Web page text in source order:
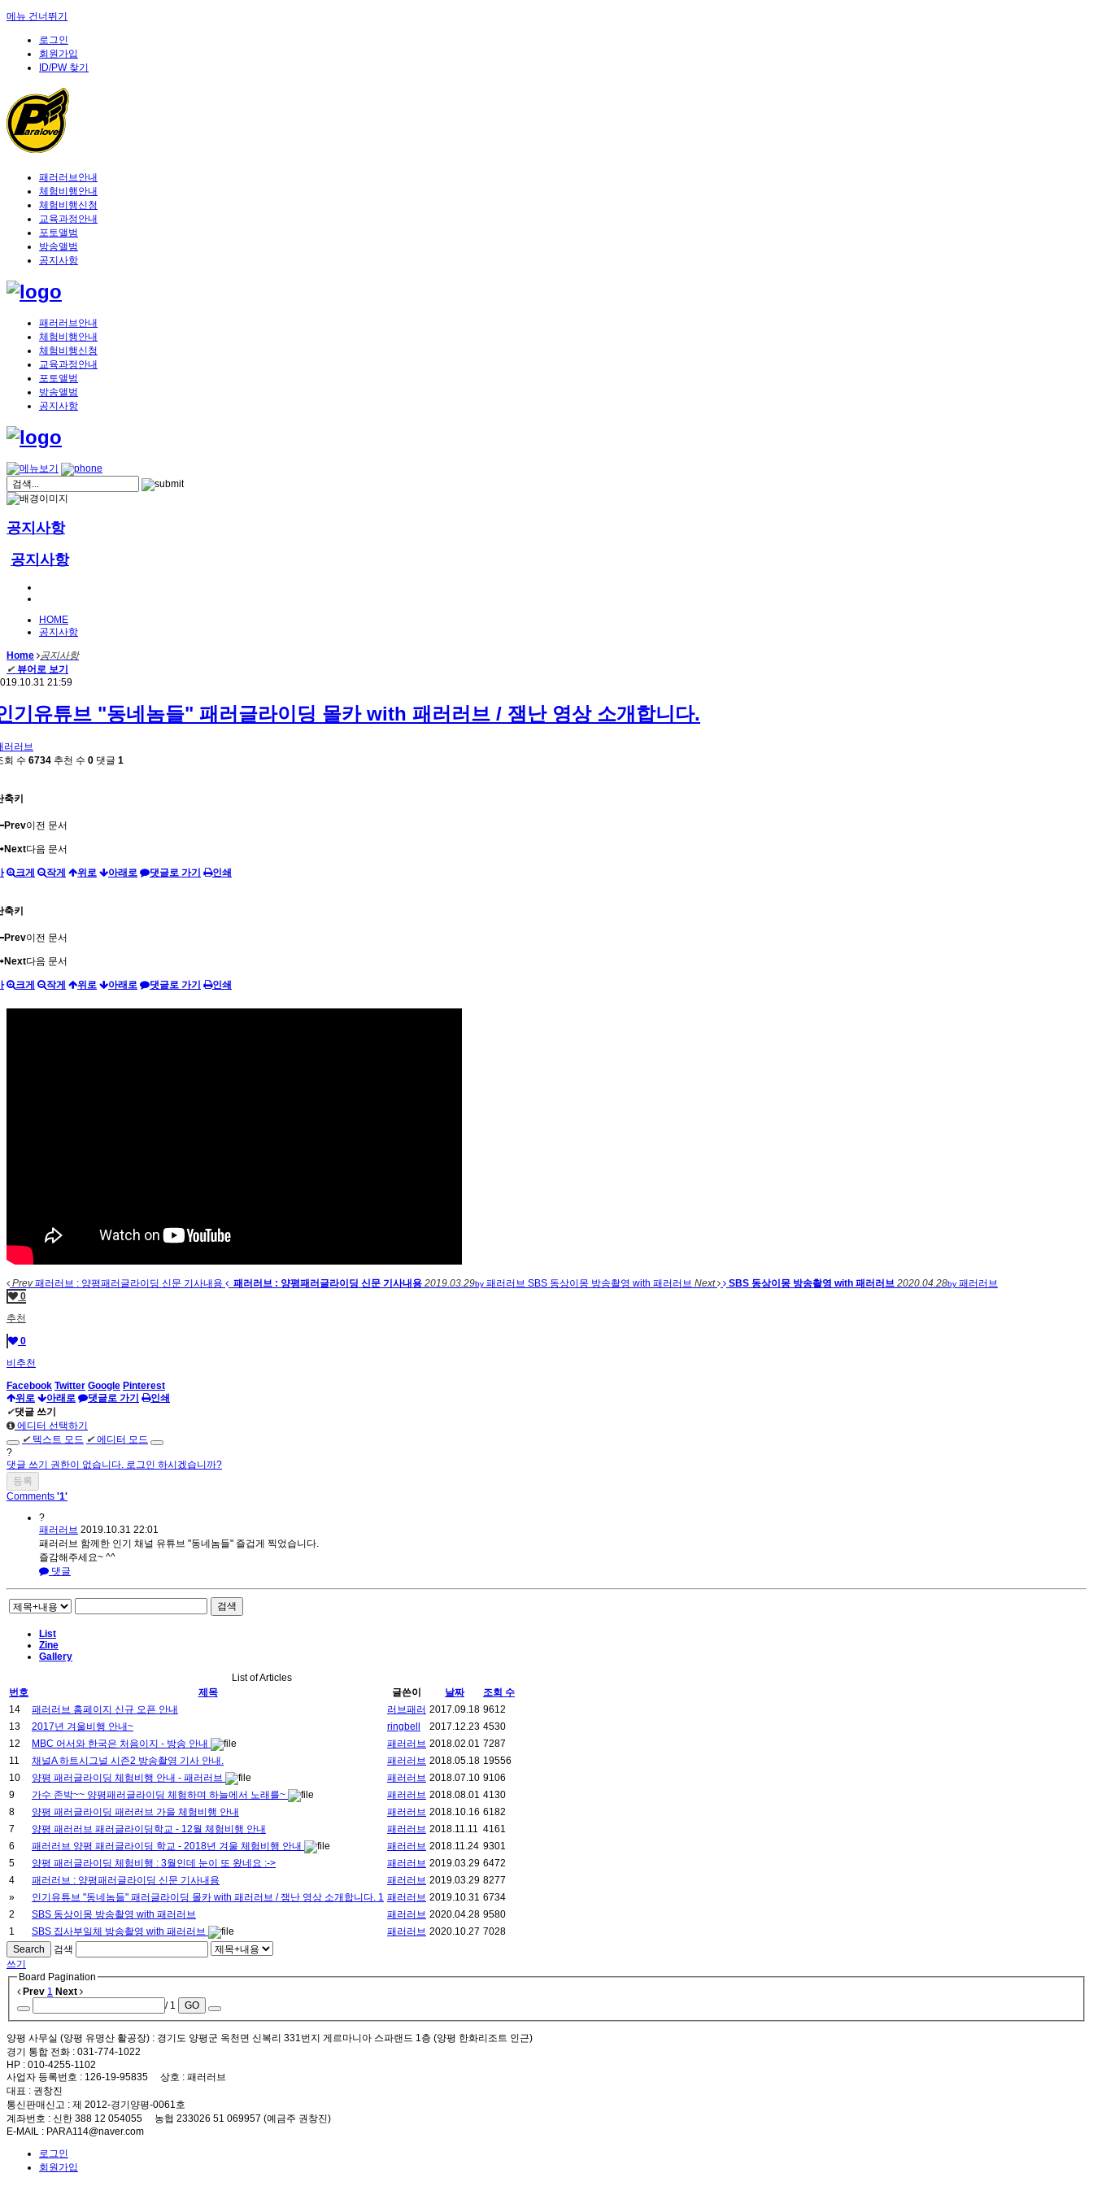
메뉴 건너뛰기
로그인
회원가입
ID/PW 찾기
패러러브안내
체험비행안내
체험비행신청
교육과정안내
포토앨범
방송앨범
공지사항
패러러브안내
체험비행안내
체험비행신청
교육과정안내
포토앨범
방송앨범
공지사항
공지사항
공지사항
HOME
공지사항
Home
공지사항
✔ 뷰어로 보기
21:59
기유튜브 "동네놈들" 패러글라이딩 몰카 with 패러러브 / 잼난 영상 소개합니다.
러러브
회 수 6734 추천 수 0 댓글 1
축키
Prev이전 문서
Next다음 문서
크게 작게 위로 아래로 댓글로 가기 인쇄
축키
Prev이전 문서
Next다음 문서
크게 작게 위로 아래로 댓글로 가기 인쇄
Prev패러러브 : 양평패러글라이딩 신문 기사내용 패러러브 : 양평패러글라이딩 신문 기사내용 2019.03.29by 패러러브 SBS 동상이몽 방송촬영 with 패러러브 Next SBS 동상이몽 방송촬영 with 패러러브 2020.04.28by 패러러브
0
추천
0
비추천
Facebook Twitter Google Pinterest
위로
아래로 댓글로 가기
인쇄
✔댓글 쓰기
에디터 선택하기
✔ 텍스트 모드 ✔에디터 모드
?
댓글 쓰기 권한이 없습니다. 로그인 하시겠습니까?
Comments '1'
?
패러러브 2019.10.31 22:01
패러러브 함께한 인기 채널 유튜브 "동네놈들" 즐겁게 찍었습니다.
즐감해주세요~ ^^
댓글
검색
List
Zine
Gallery
List of Articles
번호
제목 글쓴이 날짜
조회 수
14
패러러브 홈페이지 신규 오픈 안내 러브패러 2017.09.18 9612
13
2017년 겨울비행 안내~ ringbell 2017.12.23 4530
12
MBC 어서와 한국은 처음이지 - 방송 안내 패러러브 2018.02.01 7287
11
채널A 하트시그널 시즌2 방송촬영 기사 안내. 패러러브 2018.05.18 19556
10
양평 패러글라이딩 체험비행 안내 - 패러러브 패러러브 2018.07.10 9106
9
가수 존박~~ 양평패러글라이딩 체험하며 하늘에서 노래를~ 패러러브 2018.08.01 4130
8
양평 패러글라이딩 패러러브 가을 체험비행 안내 패러러브 2018.10.16 6182
7
양평 패러러브 패러글라이딩학교 - 12월 체험비행 안내 패러러브 2018.11.11 4161
6
패러러브 양평 패러글라이딩 학교 - 2018년 겨울 체험비행 안내 패러러브 2018.11.24 9301
5
양평 패러글라이딩 체험비행 : 3월인데 눈이 또 왔네요 :-> 패러러브 2019.03.29 6472
4
패러러브 : 양평패러글라이딩 신문 기사내용 패러러브 2019.03.29 8277
»
인기유튜브 "동네놈들" 패러글라이딩 몰카 with 패러러브 / 잼난 영상 소개합니다. 1 패러러브 2019.10.31 6734
2
SBS 동상이몽 방송촬영 with 패러러브 패러러브 2020.04.28 9580
1
SBS 집사부일체 방송촬영 with 패러러브 패러러브 2020.10.27 7028
Search
검색
쓰기
Board Pagination
Prev 1 Next
/ 1
GO
양평 사무실 (양평 유명산 활공장) : 경기도 양평군 옥천면 신복리 331번지 게르마니아 스파랜드 1층 (양평 한화리조트 인근)
경기 통합 전화 : 031-774-1022
HP : 010-4255-1102
사업자 등록번호 : 126-19-95835 상호 : 패러러브
대표 : 권창진
통신판매신고 : 제 2012-경기양평-0061호
계좌번호 : 신한 388 12 054055 농협 233026 51 069957 (예금주 권창진)
E-MAIL : PARA114@naver.com
로그인
회원가입